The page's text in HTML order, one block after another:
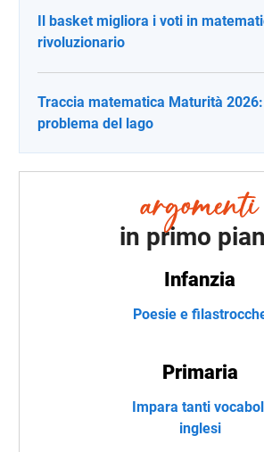
Il basket migliora i voti in
rivoluzionario
Traccia matematica Maturità
problema del lago
in primo
Infanzia
Poesie e
Primaria
Impara tanti
inglesi